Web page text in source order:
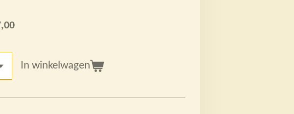
In winkelwagen